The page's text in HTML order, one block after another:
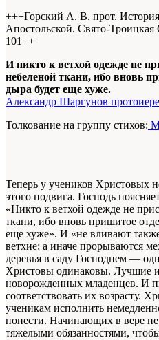
+++Горский А. В. прот.
Апостольской. Свято-
101++
И никто к ветхой одежде не
небеленой ткани, ибо вновь
дыра будет еще хуже.
Александр Шаргунов
Толкование на группу стихов:
Теперь у учеников Христовых
этого подвига. Господь
«Никто к ветхой одежде не
ткани, ибо вновь пришитое
еще хуже». И «не вливают
ветхие; а иначе прорываются
деревья в саду Господнем —
Христовы одинаковы. Лучшие
новорожденных младенцев. И
соответствовать их возрасту.
ученикам исполнить
понести. Начинающих в вере не
тяжелыми обязанностями,